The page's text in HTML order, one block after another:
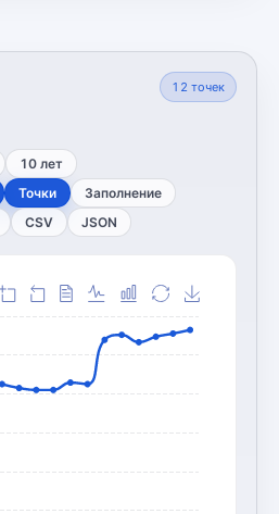
12 точек
10 лет
Точки Заполнение
CSV JSON